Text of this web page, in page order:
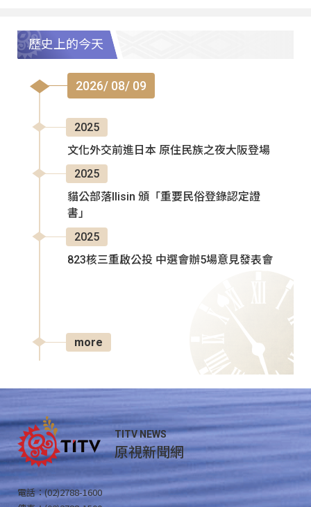
歷史上的今天
2026/ 08/ 09
2025
文化外交前進日本 原住民族之夜大阪登場
2025
貓公部落Ilisin 頒「重要民俗登錄認定證
書」
2025
823核三重啟公投 中選會辦5場意見發表會
more
TITV NEWS
原視新聞網
電話：(02)2788-1600